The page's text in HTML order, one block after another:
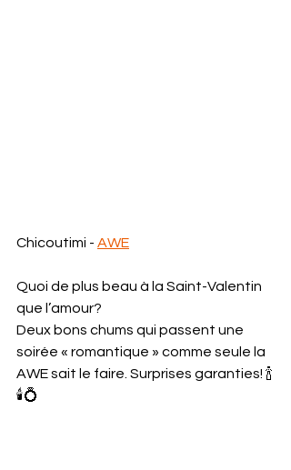
Chicoutimi - AWE
Quoi de plus beau à la Saint-Valentin
que l’amour?
Deux bons chums qui passent une
soirée « romantique » comme seule la
AWE sait le faire. Surprises garanties! 🍾
🕯💍